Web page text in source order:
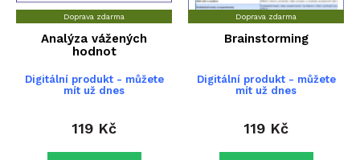
op
Doprava zdarma
Analýza vážených
hodnot
Digitální produkt - můžete
mít už dnes
119 Kč
Doprava zdarma
Brainstorming
Digitální produkt - můžete
mít už dnes
119 Kč